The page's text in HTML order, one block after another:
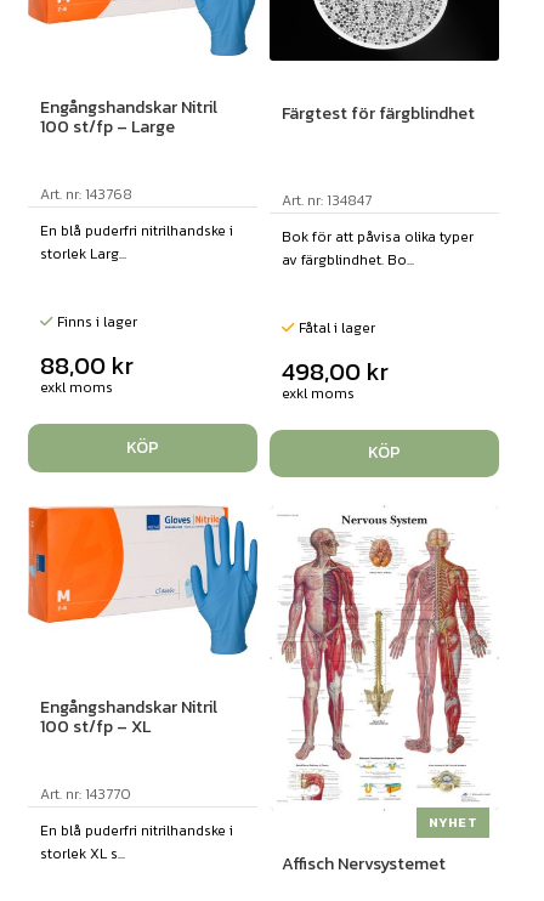
Engångshandskar Nitril
100 st/fp – Large
Art. nr: 143768
En blå puderfri nitrilhandske i
storlek Larg...
Finns i lager
88,00 kr
exkl moms
KÖP
Färgtest för färgblindhet
Art. nr: 134847
Bok för att påvisa olika typer
av färgblindhet. Bo...
Fåtal i lager
498,00 kr
exkl moms
KÖP
Engångshandskar Nitril
100 st/fp – XL
Art. nr: 143770
En blå puderfri nitrilhandske i
storlek XL s...
Affisch Nervsystemet
NYHET